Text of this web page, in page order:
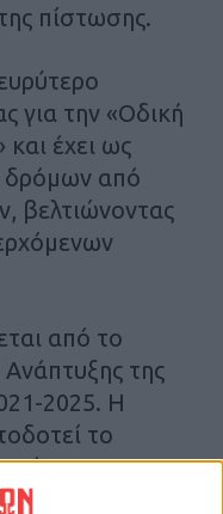
πίστωσης.
για την «Οδική
έχει ως
δρόμων από
βελτιώνοντας
από το
της
2025. Η
το
του
να ξεκινήσει